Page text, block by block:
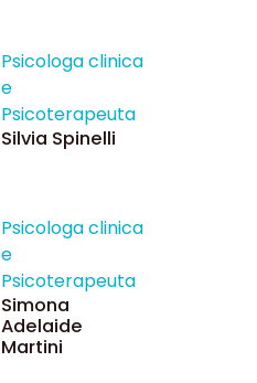
Psicologa clinica
e
Psicoterapeuta
Silvia Spinelli
Psicologa clinica
e
Psicoterapeuta
Simona
Adelaide
Martini